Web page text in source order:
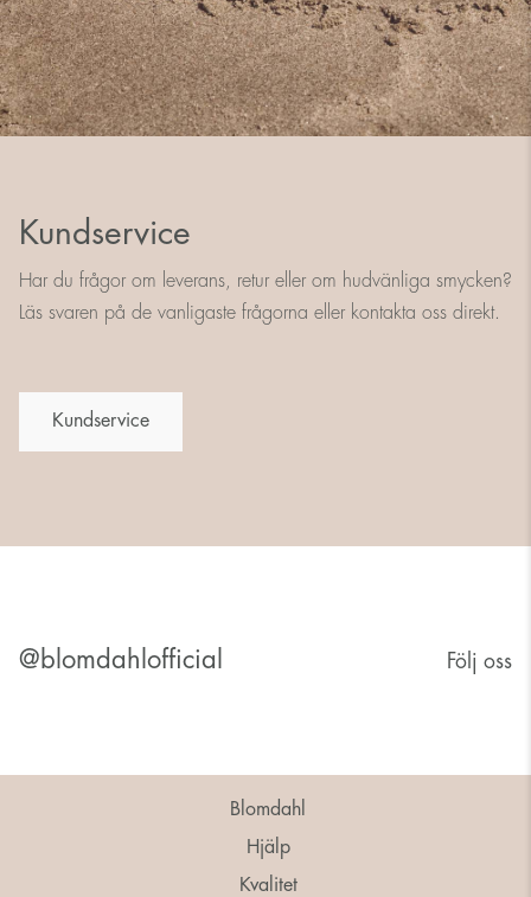
Kundservice
Har du frågor om leverans, retur eller om hudvänliga smycken?
Läs svaren på de vanligaste frågorna eller kontakta oss direkt.
Kundservice
@blomdahlofficial Följ oss
Blomdahl
Hjälp
Kvalitet